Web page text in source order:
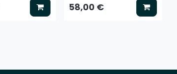
Lisää koriin
58,00 € Lisää